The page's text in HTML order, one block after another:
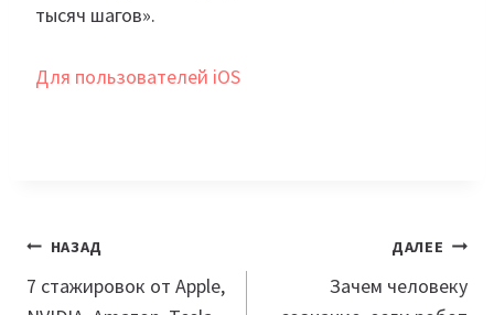
тысяч шагов».
Для пользователей iOS
Навигация
по
НАЗАД
7 стажировок от Apple,
ДАЛЕЕ
Зачем человеку